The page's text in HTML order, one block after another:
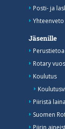
Posti- ja
Yhteenveto
Jäsenille
Rotary
Koulutus
Piiristä
Suomen
Piirin